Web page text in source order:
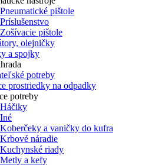
Pneumatické pištole
Príslušenstvo
Zošívacie pištole
olejničky
a spojky
potreby
prostriedky na odpadky
potreby
Háčiky
Iné
Koberčeky a vaničky do kufra
Krbové náradie
Kuchynské riady
Metly a kefy